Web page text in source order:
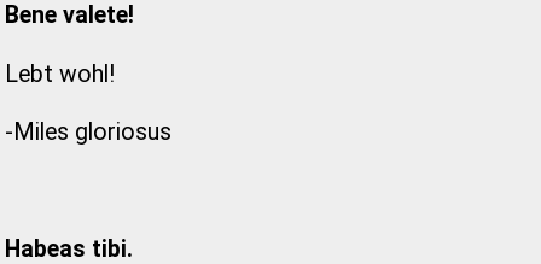
Bene valete!
Lebt wohl!
-Miles gloriosus
Habeas tibi.